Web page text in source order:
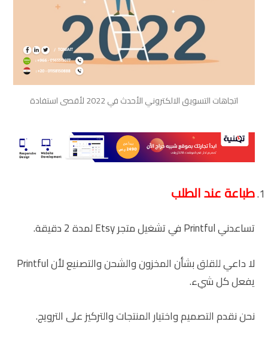
اتجاهات التسويق الالكتروني الأحدث في 2022 لأقصى استفادة
طباعة عند الطلب
تساعدني Printful في تشغيل متجر Etsy لمدة 2 دقيقة.
لا داعي للقلق بشأن المخزون والشحن والتصنيع لأن Printful
يفعل كل شيء.
نحن نقدم التصميم واختيار المنتجات والتركيز على الترويج.